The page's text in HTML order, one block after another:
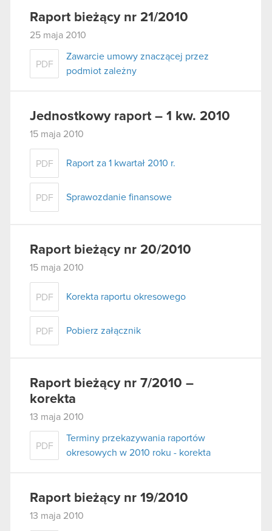
Raport bieżący nr 21/2010
25 maja 2010
PDF
Zawarcie umowy znaczącej przez
podmiot zależny
Jednostkowy raport – 1 kw. 2010
15 maja 2010
PDF Raport za 1 kwartał 2010 r.
PDF Sprawozdanie finansowe
Raport bieżący nr 20/2010
15 maja 2010
PDF Korekta raportu okresowego
PDF Pobierz załącznik
Raport bieżący nr 7/2010 –
korekta
13 maja 2010
PDF
Terminy przekazywania raportów
okresowych w 2010 roku - korekta
Raport bieżący nr 19/2010
13 maja 2010